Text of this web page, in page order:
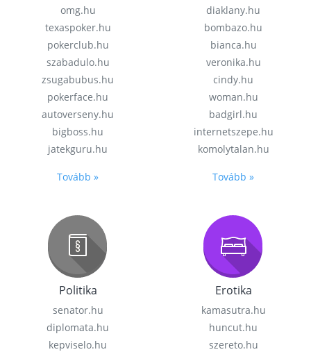
omg.hu
texaspoker.hu
pokerclub.hu
szabadulo.hu
zsugabubus.hu
pokerface.hu
autoverseny.hu
bigboss.hu
jatekguru.hu
Tovább »
diaklany.hu
bombazo.hu
bianca.hu
veronika.hu
cindy.hu
woman.hu
badgirl.hu
internetszepe.hu
komolytalan.hu
Tovább »
Politika
senator.hu
diplomata.hu
kepviselo.hu
Erotika
kamasutra.hu
huncut.hu
szereto.hu